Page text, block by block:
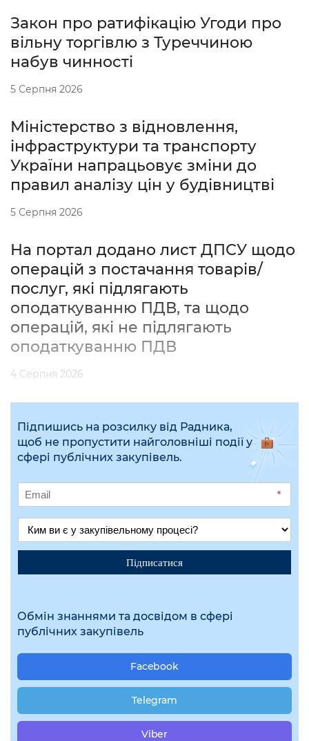
Закон про ратифікацію Угоди про
вільну торгівлю з Туреччиною
набув чинності
5 Серпня 2026
Міністерство з відновлення,
інфраструктури та транспорту
України напрацьовує зміни до
правил аналізу цін у будівництві
5 Серпня 2026
На портал додано лист ДПСУ щодо
операцій з постачання товарів/
послуг, які підлягають
оподаткуванню ПДВ, та щодо
операцій, які не підлягають
оподаткуванню ПДВ
4 Серпня 2026
Підпишись на розсилку від Радника,
щоб не пропустити найголовніші події у
сфері публічних закупівель.
*
Підписатися
Обмін знаннями та досвідом в сфері
публічних закупівель
Facebook
Telegram
Viber